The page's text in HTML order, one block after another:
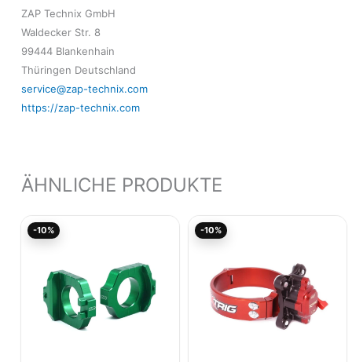
ZAP Technix GmbH
Waldecker Str. 8
99444 Blankenhain
Thüringen Deutschland
service@zap-technix.com
https://zap-technix.com
ÄHNLICHE PRODUKTE
-10%
Aktueller
-10%